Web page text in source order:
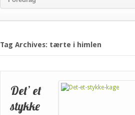
Tag Archives: tærte i himlen
Det’ et
stykke